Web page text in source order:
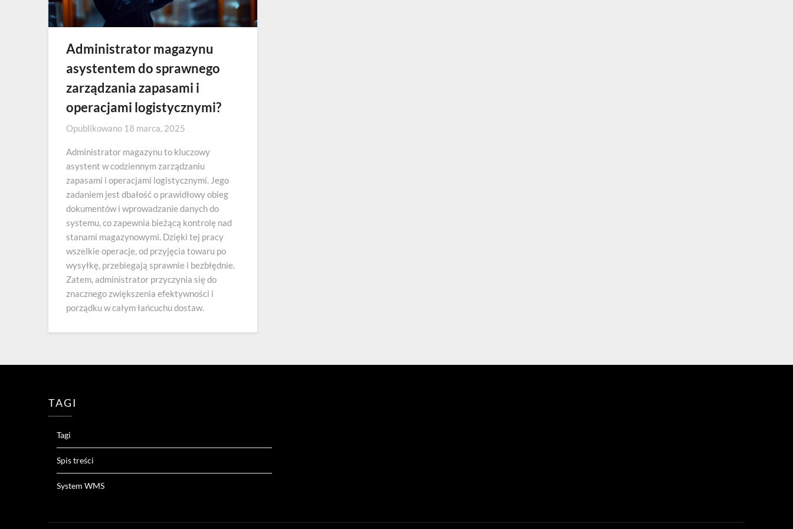
Administrator magazynu
asystentem do sprawnego
zarządzania zapasami i
operacjami logistycznymi?
Opublikowano 18 marca, 2025
Administrator magazynu to kluczowy
asystent w codziennym zarządzaniu
zapasami i operacjami logistycznymi. Jego
zadaniem jest dbałość o prawidłowy obieg
dokumentów i wprowadzanie danych do
systemu, co zapewnia bieżącą kontrolę nad
stanami magazynowymi. Dzięki tej pracy
wszelkie operacje, od przyjęcia towaru po
wysyłkę, przebiegają sprawnie i bezbłędnie.
Zatem, administrator przyczynia się do
znacznego zwiększenia efektywności i
porządku w całym łańcuchu dostaw.
TAGI
Tagi
Spis treści
System WMS